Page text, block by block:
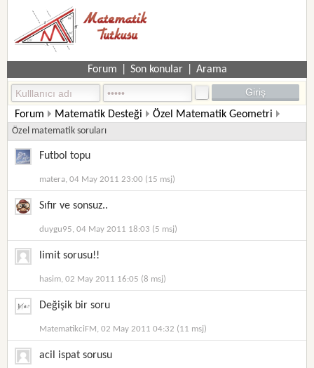
Forum Son konular Arama
Forum Matematik Desteği Özel Matematik Geometri
Özel matematik soruları
Futbol topu
matera, 04 May 2011 23:00 (15 msj)
Sıfır ve sonsuz..
duygu95, 04 May 2011 18:03 (5 msj)
limit sorusu!!
hasim, 02 May 2011 16:05 (8 msj)
Değişik bir soru
MatematikciFM, 02 May 2011 04:32 (11 msj)
acil ispat sorusu